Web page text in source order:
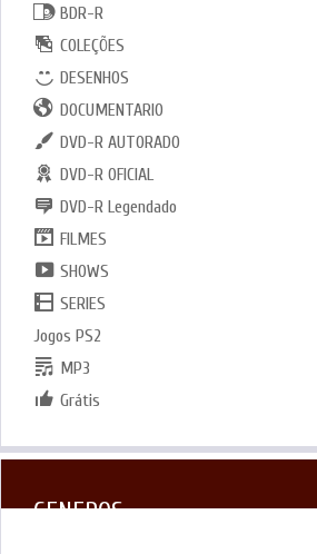
BDR-R
COLEÇÕES
DESENHOS
DOCUMENTARIO
DVD-R AUTORADO
DVD-R OFICIAL
DVD-R Legendado
FILMES
SHOWS
SERIES
Jogos PS2
MP3
Grátis
GENEROS